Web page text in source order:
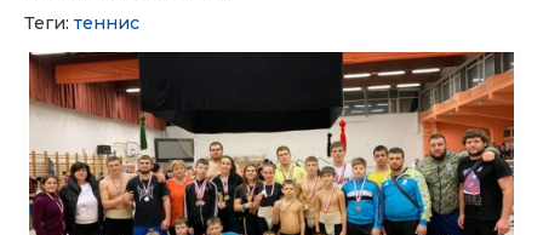
Теги: теннис